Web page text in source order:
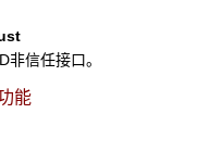
信任接口。
能